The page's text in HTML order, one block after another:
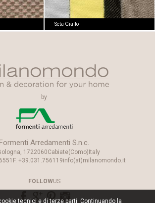
Seta Giallo
by
Arredamenti S.n.c.
1722060Cabiate(Como)Italy
F. +39.031.756119info(at)milanomondo.it
FOLLOWUS
tecnici e di terze parti. Continuando la